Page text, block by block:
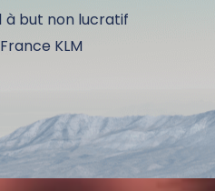
à but non lucratif
KLM